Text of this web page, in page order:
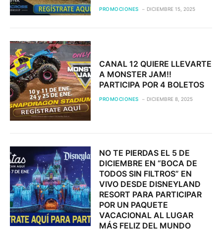
PROMOCIONES DICIEMBRE 15, 2025
CANAL 12 QUIERE LLEVARTE
A MONSTER JAM!!
PARTICIPA POR 4 BOLETOS
PROMOCIONES DICIEMBRE 8, 2025
NO TE PIERDAS EL 5 DE
DICIEMBRE EN “BOCA DE
TODOS SIN FILTROS” EN
VIVO DESDE DISNEYLAND
RESORT PARA PARTICIPAR
POR UN PAQUETE
VACACIONAL AL LUGAR
MÁS FELIZ DEL MUNDO